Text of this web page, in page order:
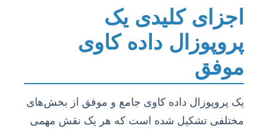
اجزای کلیدی یک
پروپوزال داده کاوی
موفق
یک پروپوزال داده کاوی جامع و موفق از بخش‌های
مختلفی تشکیل شده است که هر یک نقش مهمی